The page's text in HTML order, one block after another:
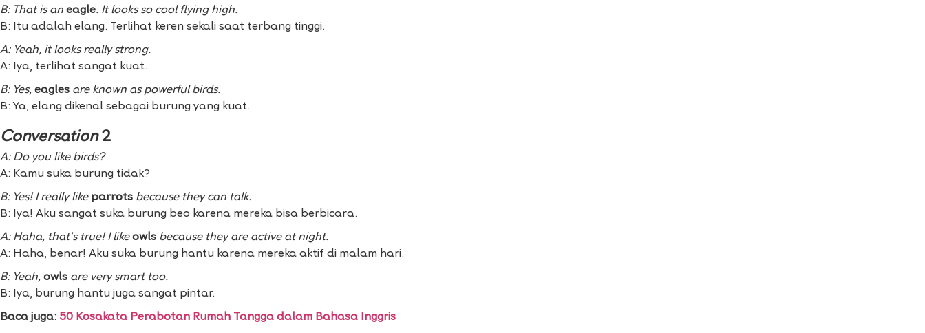
B: That is an eagle. It looks so cool flying high.
B: Itu adalah elang. Terlihat keren sekali saat terbang tinggi.
A: Yeah, it looks really strong.
A: Iya, terlihat sangat kuat.
B: Yes, eagles are known as powerful birds.
B: Ya, elang dikenal sebagai burung yang kuat.
Conversation2
A: Do you like birds?
A: Kamu suka burung tidak?
B: Yes! I really like parrots because they can talk.
B: Iya! Aku sangat suka burung beo karena mereka bisa berbicara.
A: Haha, that’s true! I like owls because they are active at night.
A: Haha, benar! Aku suka burung hantu karena mereka aktif di malam hari.
B: Yeah, owls are very smart too.
B: Iya, burung hantu juga sangat pintar.
Baca juga: 50 Kosakata Perabotan Rumah Tangga dalam Bahasa Inggris